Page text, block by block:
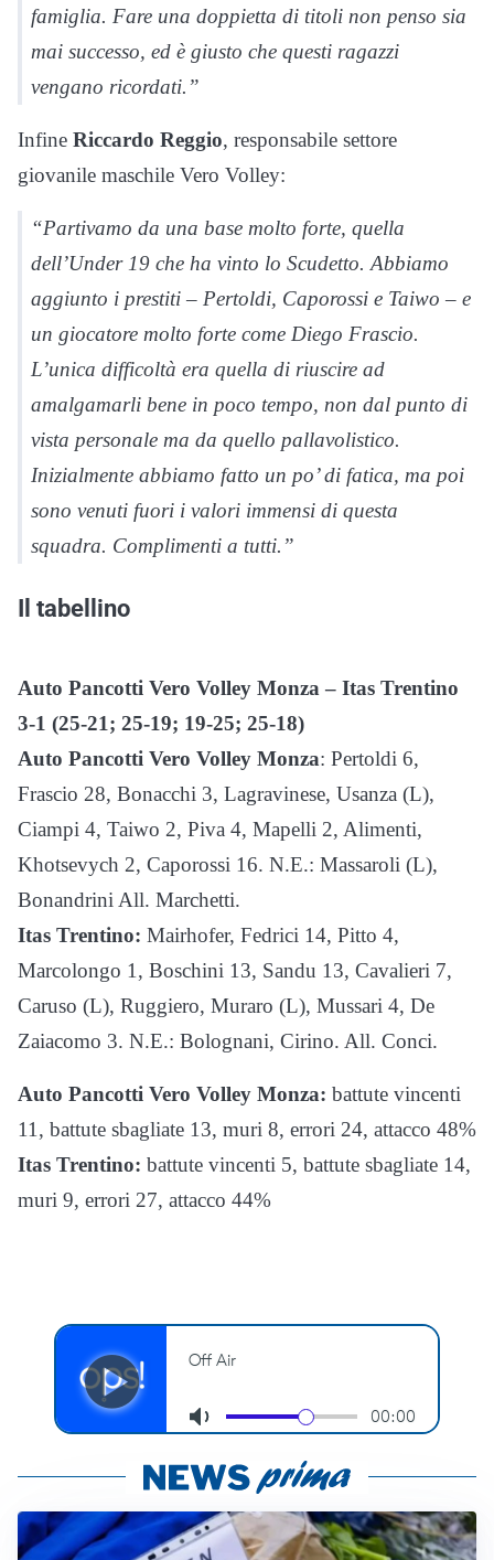
famiglia. Fare una doppietta di titoli non penso sia
mai successo, ed è giusto che questi ragazzi
vengano ricordati.”
Infine Riccardo Reggio, responsabile settore
giovanile maschile Vero Volley:
“Partivamo da una base molto forte, quella
dell’Under 19 che ha vinto lo Scudetto. Abbiamo
aggiunto i prestiti – Pertoldi, Caporossi e Taiwo – e
un giocatore molto forte come Diego Frascio.
L’unica difficoltà era quella di riuscire ad
amalgamarli bene in poco tempo, non dal punto di
vista personale ma da quello pallavolistico.
Inizialmente abbiamo fatto un po’ di fatica, ma poi
sono venuti fuori i valori immensi di questa
squadra. Complimenti a tutti.”
Il tabellino
Auto Pancotti Vero Volley Monza – Itas Trentino
3-1 (25-21; 25-19; 19-25; 25-18)
Auto Pancotti Vero Volley Monza: Pertoldi 6,
Frascio 28, Bonacchi 3, Lagravinese, Usanza (L),
Ciampi 4, Taiwo 2, Piva 4, Mapelli 2, Alimenti,
Khotsevych 2, Caporossi 16. N.E.: Massaroli (L),
Bonandrini All. Marchetti.
Itas Trentino: Mairhofer, Fedrici 14, Pitto 4,
Marcolongo 1, Boschini 13, Sandu 13, Cavalieri 7,
Caruso (L), Ruggiero, Muraro (L), Mussari 4, De
Zaiacomo 3. N.E.: Bolognani, Cirino. All. Conci.
Auto Pancotti Vero Volley Monza: battute vincenti
11, battute sbagliate 13, muri 8, errori 24, attacco 48%
Itas Trentino: battute vincenti 5, battute sbagliate 14,
muri 9, errori 27, attacco 44%